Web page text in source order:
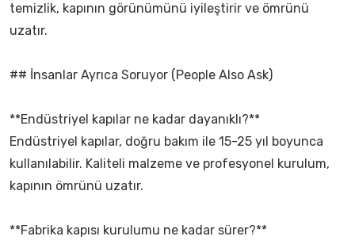
temizlik, kapının görünümünü iyileştirir ve ömrünü
uzatır.
## İnsanlar Ayrıca Soruyor (People Also Ask)
**Endüstriyel kapılar ne kadar dayanıklı?**
Endüstriyel kapılar, doğru bakım ile 15-25 yıl boyunca
kullanılabilir. Kaliteli malzeme ve profesyonel kurulum,
kapının ömrünü uzatır.
**Fabrika kapısı kurulumu ne kadar sürer?**